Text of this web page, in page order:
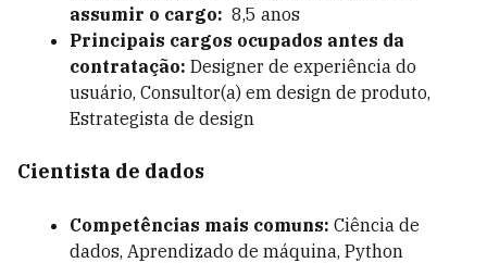
assumir o cargo: 8,5 anos
Principais cargos ocupados antes da
contratação: Designer de experiência do
usuário, Consultor(a) em design de produto,
Estrategista de design
Cientista de dados
Competências mais comuns: Ciência de
dados, Aprendizado de máquina, Python